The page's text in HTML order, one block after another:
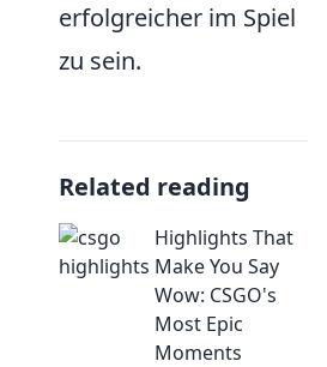
erfolgreicher im Spiel
zu sein.
Related reading
Highlights That
Make You Say
Wow: CSGO's
Most Epic
Moments